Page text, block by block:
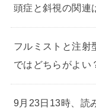
頭症と斜視の関連
フルミストと注射
ではどちらがよい
9月23日13時、読